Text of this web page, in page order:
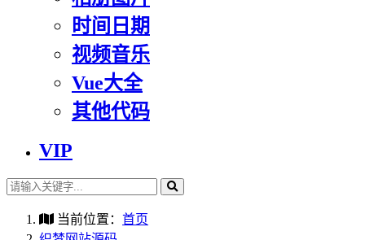
时间日期
视频音乐
Vue大全
其他代码
VIP
当前位置： 首页